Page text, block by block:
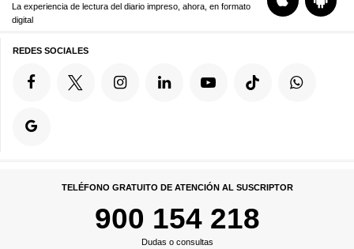
La experiencia de lectura del diario impreso, ahora, en formato
digital
REDES SOCIALES
TELÉFONO GRATUITO DE ATENCIÓN AL SUSCRIPTOR
900 154 218
Dudas o consultas